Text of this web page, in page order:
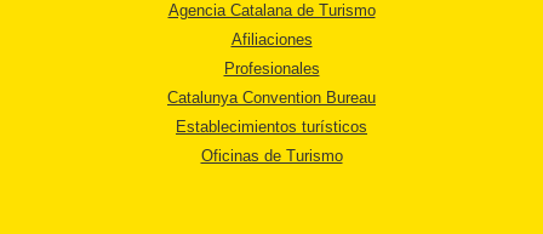
Agencia Catalana de Turismo
Afiliaciones
Profesionales
Catalunya Convention Bureau
Establecimientos turísticos
Oficinas de Turismo